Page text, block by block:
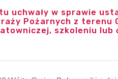
uchwały w sprawie
Pożarnych z terenu
szkoleniu lub